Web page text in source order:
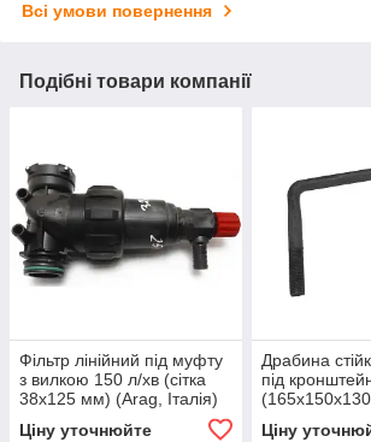
Всі умови повернення
Подібні товари компанії
Фільтр лінійний під муфту
з вилкою 150 л/хв (сітка
38х125 мм) (Arag, Італія)
Ціну уточнюйте
Драбина
під
Ціну